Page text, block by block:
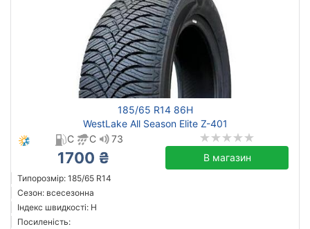
185/65 R14 86H
WestLake All Season Elite Z-401
C
C 73
1700 ₴ В магазин
Типорозмір: 185/65 R14
Сезон: всесезонна
Індекс швидкості: H
Посиленість: